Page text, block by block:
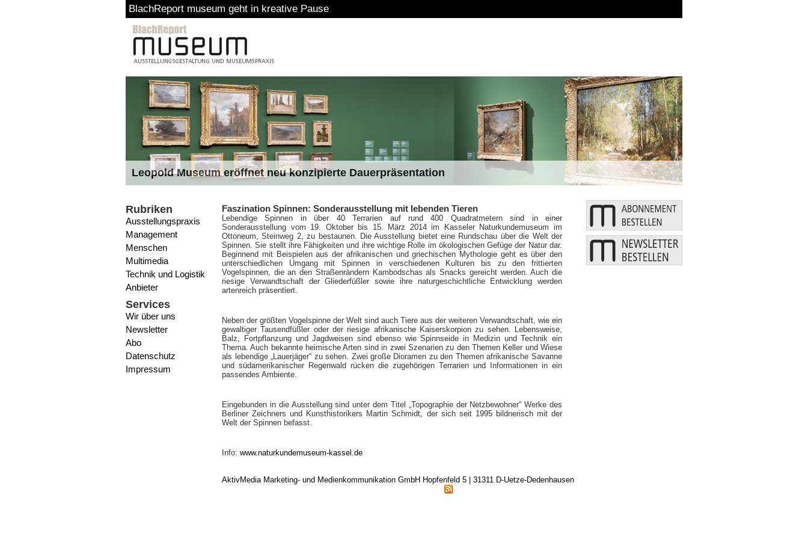
BlachReport museum geht in kreative Pause
Leopold Museum eröffnet neu konzipierte Dauerpräsentation
Rubriken
Ausstellungspraxis
Management
Menschen
Multimedia
Technik und Logistik
Anbieter
Services
Wir über uns
Newsletter
Abo
Datenschutz
Impressum
Faszination Spinnen: Sonderausstellung mit lebenden Tieren
Lebendige Spinnen in über 40 Terrarien auf rund 400 Quadratmetern sind in einer
Sonderausstellung vom 19. Oktober bis 15. März 2014 im Kasseler Naturkundemuseum im
Ottoneum, Steinweg 2, zu bestaunen. Die Ausstellung bietet eine Rundschau über die Welt der
Spinnen. Sie stellt ihre Fähigkeiten und ihre wichtige Rolle im ökologischen Gefüge der Natur dar.
Beginnend mit Beispielen aus der afrikanischen und griechischen Mythologie geht es über den
unterschiedlichen Umgang mit Spinnen in verschiedenen Kulturen bis zu den frittierten
Vogelspinnen, die an den Straßenrändern Kambodschas als Snacks gereicht werden. Auch die
riesige Verwandtschaft der Gliederfüßler sowie ihre naturgeschichtliche Entwicklung werden
artenreich präsentiert.
Neben der größten Vogelspinne der Welt sind auch Tiere aus der weiteren Verwandtschaft, wie ein
gewaltiger Tausendfüßler oder der riesige afrikanische Kaiserskorpion zu sehen. Lebensweise,
Balz, Fortpflanzung und Jagdweisen sind ebenso wie Spinnseide in Medizin und Technik ein
Thema. Auch bekannte heimische Arten sind in zwei Szenarien zu den Themen Keller und Wiese
als lebendige „Lauerjäger“ zu sehen. Zwei große Dioramen zu den Themen afrikanische Savanne
und südamerikanischer Regenwald rücken die zugehörigen Terrarien und Informationen in ein
passendes Ambiente.
Eingebunden in die Ausstellung sind unter dem Titel „Topographie der Netzbewohner“ Werke des
Berliner Zeichners und Kunsthistorikers Martin Schmidt, der sich seit 1995 bildnerisch mit der
Welt der Spinnen befasst.
Info: www.naturkundemuseum-kassel.de
AktivMedia Marketing- und Medienkommunikation GmbH Hopfenfeld 5 | 31311 D-Uetze-Dedenhausen